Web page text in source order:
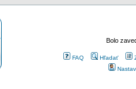
Bolo
FAQ Hľadať